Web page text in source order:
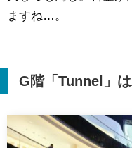
ますね…。
G階「 Tunnel 」